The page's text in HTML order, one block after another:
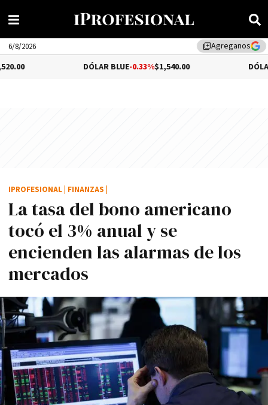
library_addAgreganos
6/8/2026
DÓLAR BLUE -0.33%$1,540.00 DÓLAR TURISTA
La tasa del bono americano
tocó el 3% anual y se
encienden las alarmas de los
mercados
IPROFESIONAL FINANZAS